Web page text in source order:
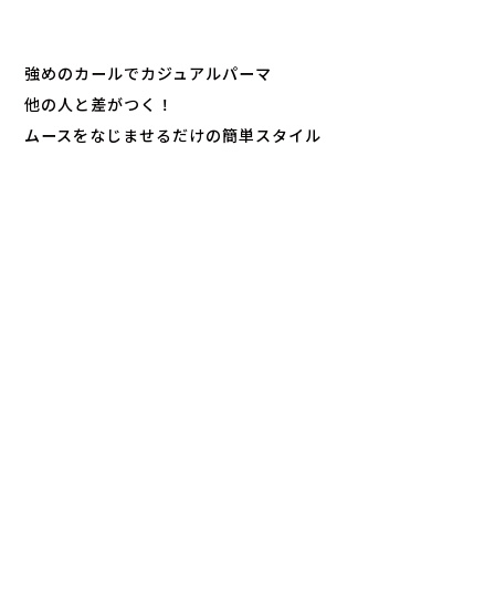
強めのカールでカジュアルパーマ
他の人と差がつく！
ムースをなじませるだけの簡単スタイル